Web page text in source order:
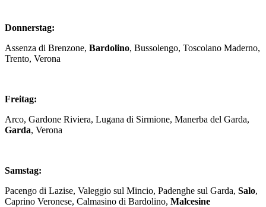
Donnerstag:
Assenza di Brenzone, Bardolino, Bussolengo, Toscolano Maderno,
Trento, Verona
Freitag:
Arco, Gardone Riviera, Lugana di Sirmione, Manerba del Garda,
Garda, Verona
Samstag:
Pacengo di Lazise, Valeggio sul Mincio, Padenghe sul Garda, Salo,
Caprino Veronese, Calmasino di Bardolino, Malcesine